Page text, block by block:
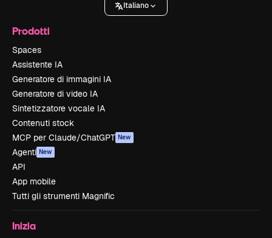
Italiano
Prodotti
Spaces
Assistente IA
Generatore di immagini IA
Generatore di video IA
Sintetizzatore vocale IA
Contenuti stock
MCP per Claude/ChatGPT New
Agenti New
API
App mobile
Tutti gli strumenti Magnific
Inizia